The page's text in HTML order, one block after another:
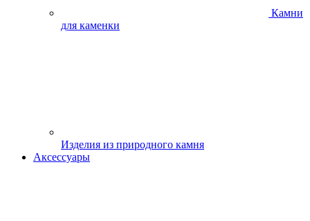
Камни
для каменки
Изделия из природного камня
Аксессуары